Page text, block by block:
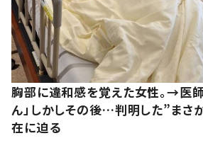
胸部に違和感を覚えた女性。→医
ん」しかしその後…判明した”まさ
在に迫る